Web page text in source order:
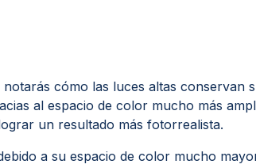
notarás cómo las luces altas conservan
al espacio de color mucho más
un resultado más fotorrealista.
a su espacio de color mucho